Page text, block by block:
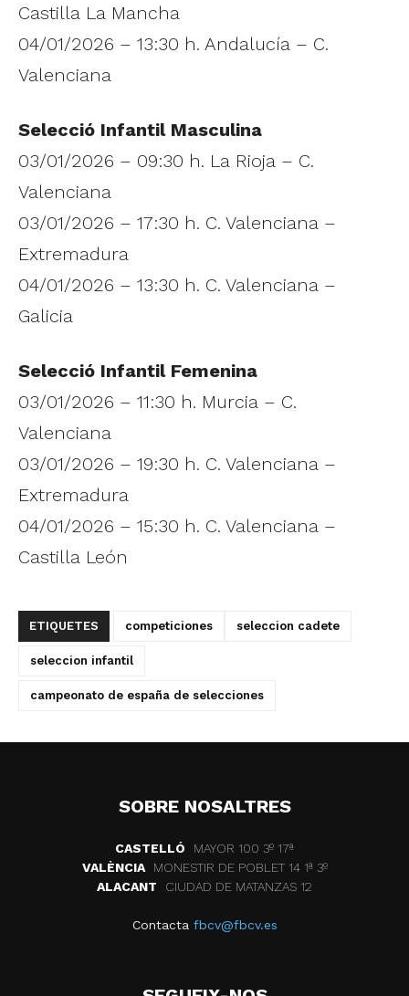
Castilla La Mancha
04/01/2026 – 13:30 h. Andalucía – C.
Valenciana
Selecció Infantil Masculina
03/01/2026 – 09:30 h. La Rioja – C.
Valenciana
03/01/2026 – 17:30 h. C. Valenciana –
Extremadura
04/01/2026 – 13:30 h. C. Valenciana –
Galicia
Selecció Infantil Femenina
03/01/2026 – 11:30 h. Murcia – C.
Valenciana
03/01/2026 – 19:30 h. C. Valenciana –
Extremadura
04/01/2026 – 15:30 h. C. Valenciana –
Castilla León
ETIQUETES competiciones seleccion cadete
seleccion infantil
campeonato de españa de selecciones
SOBRE NOSALTRES
CASTELLÓ
MAYOR 100 3º 17ª
VALÈNCIA
MONESTIR DE POBLET 14 1ª 3º
ALACANT
CIUDAD DE MATANZAS 12
Contacta fbcv@fbcv.es